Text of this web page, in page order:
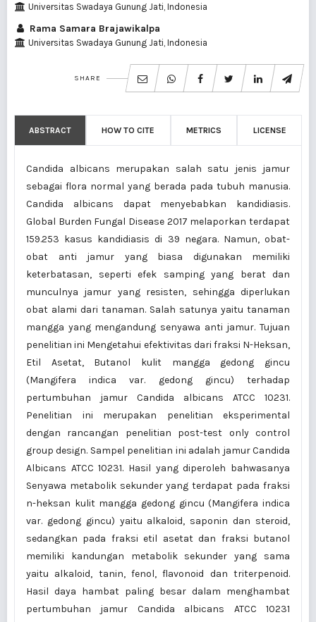
Universitas Swadaya Gunung Jati, Indonesia
Rama Samara Brajawikalpa
Universitas Swadaya Gunung Jati, Indonesia
SHARE
ABSTRACT HOW TO CITE METRICS LICENSE
Candida albicans merupakan salah satu jenis jamur
sebagai flora normal yang berada pada tubuh manusia.
Candida albicans dapat menyebabkan kandidiasis.
Global Burden Fungal Disease 2017 melaporkan terdapat
159.253 kasus kandidiasis di 39 negara. Namun, obat-
obat anti jamur yang biasa digunakan memiliki
keterbatasan, seperti efek samping yang berat dan
munculnya jamur yang resisten, sehingga diperlukan
obat alami dari tanaman. Salah satunya yaitu tanaman
mangga yang mengandung senyawa anti jamur. Tujuan
penelitian ini Mengetahui efektivitas dari fraksi N-Heksan,
Etil Asetat, Butanol kulit mangga gedong gincu
(Mangifera indica var. gedong gincu) terhadap
pertumbuhan jamur Candida albicans ATCC 10231.
Penelitian ini merupakan penelitian eksperimental
dengan rancangan penelitian post-test only control
group design. Sampel penelitian ini adalah jamur Candida
Albicans ATCC 10231. Hasil yang diperoleh bahwasanya
Senyawa metabolik sekunder yang terdapat pada fraksi
n-heksan kulit mangga gedong gincu (Mangifera indica
var. gedong gincu) yaitu alkaloid, saponin dan steroid,
sedangkan pada fraksi etil asetat dan fraksi butanol
memiliki kandungan metabolik sekunder yang sama
yaitu alkaloid, tanin, fenol, flavonoid dan triterpenoid.
Hasil daya hambat paling besar dalam menghambat
pertumbuhan jamur Candida albicans ATCC 10231